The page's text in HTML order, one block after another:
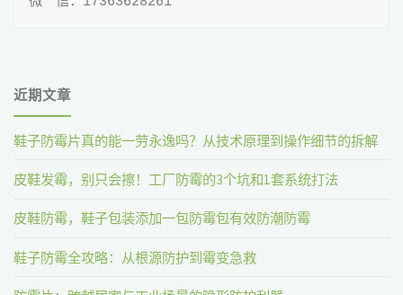
油
近期文章
鞋子防霉片真的能一劳永逸吗？从技术原理到操作细节的拆解
皮鞋发霉，别只会擦！工厂防霉的3个坑和1套系统打法
皮鞋防霉，鞋子包装添加一包防霉包有效防潮防霉
鞋子防霉全攻略：从根源防护到霉变急救